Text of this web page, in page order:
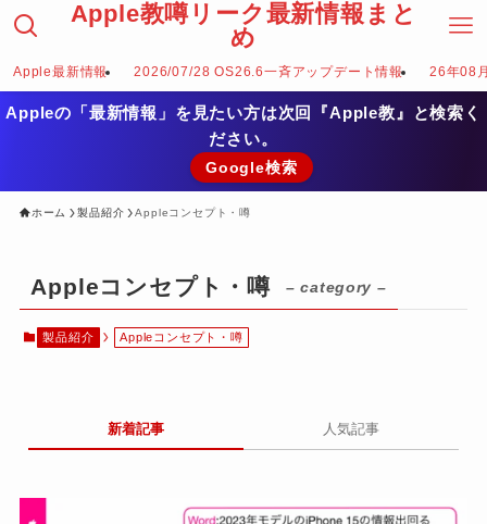
Apple教噂リーク最新情報まと
め
Apple最新情報 2026/07/28 OS26.6一斉アップデート情報 26年08
Appleの「最新情報」を見たい方は次回『Apple教』と検索く
ださい。
Google検索
ホーム 製品紹介 Appleコンセプト・噂
Appleコンセプト・噂 – category –
製品紹介 Appleコンセプト・噂
新着記事 人気記事